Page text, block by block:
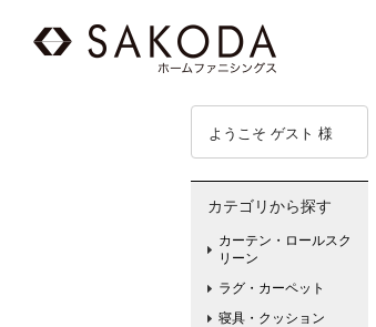
ようこそ ゲスト 様
カテゴリから探す
カーテン・ロールスク
リーン
ラグ・カーペット
寝具・クッション